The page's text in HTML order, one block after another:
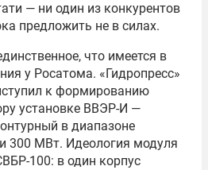
— ни один из конкурентов
предложить не в силах.
что имеется в
у Росатома. «Гидропресс»
к формированию
установке ВВЭР-И —
в диапазоне
300 МВт. Идеология модуля
100: в один корпус